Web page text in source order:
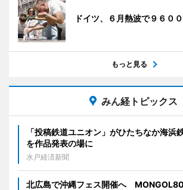
ドイツ、６月熱波で９６０
もっと見る
みん経トピックス
「投稿鉄道ユニオン」がひたちなか海浜
を作品発表の場に
水戸経済新聞
北広島で沖縄フェス開催へ